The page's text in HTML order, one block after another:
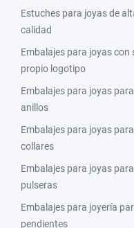
Estuches para joyas de
calidad
Embalajes para joyas con
propio logotipo
Embalajes para joyas para
anillos
Embalajes para joyas para
collares
Embalajes para joyas para
pulseras
Embalajes para joyería
pendientes